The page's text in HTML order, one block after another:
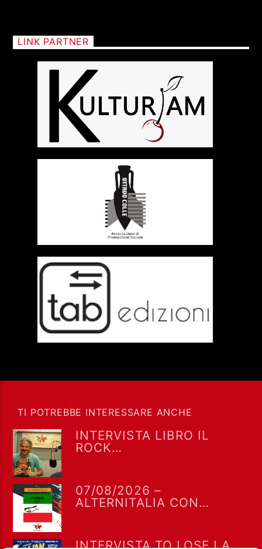
LINK PARTNER
TI POTREBBE INTERESSARE ANCHE
INTERVISTA LIBRO IL
ROCK
AD ALTERNITALIA 7-8-
2026
07/08/2026 –
ALTERNITALIA CON
INTERVISTA TO LOSE LA